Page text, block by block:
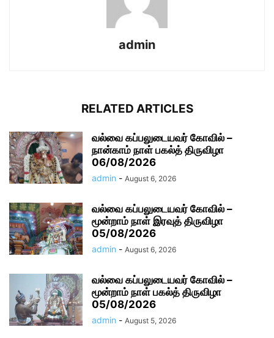
admin
RELATED ARTICLES
வல்வை கப்பலுடையவர் கோவில் –
நான்காம் நாள் பகல்த் திருவிழா
06/08/2026
admin - August 6, 2026
வல்வை கப்பலுடையவர் கோவில் –
மூன்றாம் நாள் இரவுத் திருவிழா
05/08/2026
admin - August 6, 2026
வல்வை கப்பலுடையவர் கோவில் –
மூன்றாம் நாள் பகல்த் திருவிழா
05/08/2026
admin - August 5, 2026